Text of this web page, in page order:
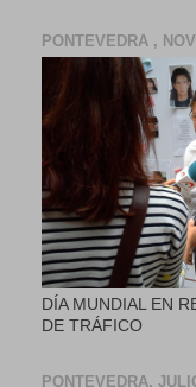
PONTEVEDRA ,
DÍA MUNDIAL EN
DE TRÁFICO
PONTEVEDRA,